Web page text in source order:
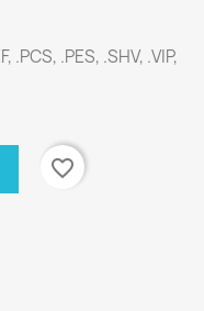
.PCS, .PES, .SHV, .VIP,
favorite_border